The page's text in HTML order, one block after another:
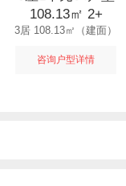
108.13㎡ 2+
3居 108.13㎡（建面）
咨询户型详情